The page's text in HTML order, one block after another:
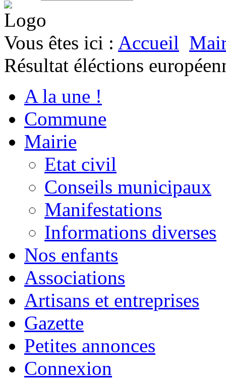
Vous êtes ici : Accueil
Résultat éléctions
A la une !
Commune
Mairie
Etat civil
Conseils municipaux
Manifestations
Informations diverses
Nos enfants
Associations
Artisans et entreprises
Gazette
Petites annonces
Connexion